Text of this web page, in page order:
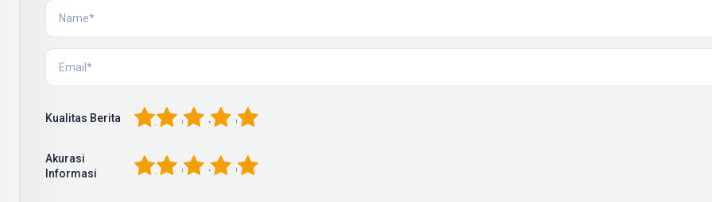
Kualitas Berita 5
4
3
2
Akurasi
Informasi
5
4
3
2